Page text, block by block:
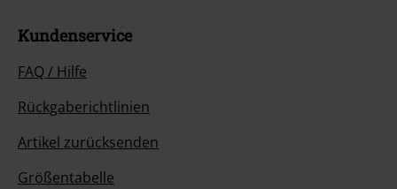
Kundenservice
FAQ / Hilfe
Rückgaberichtlinien
Artikel zurücksenden
Größentabelle